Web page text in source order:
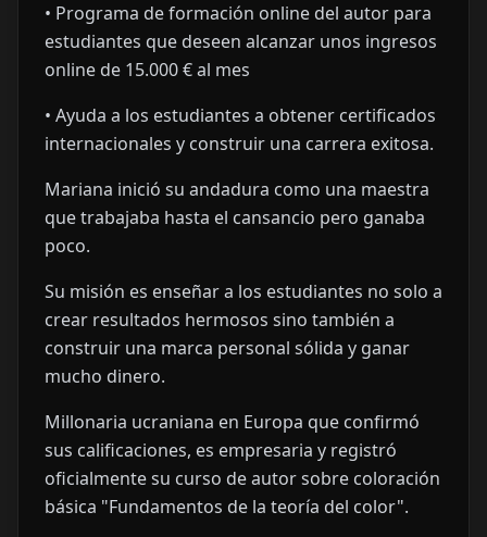
• Programa de formación online del autor para
estudiantes que deseen alcanzar unos ingresos
online de 15.000 € al mes
• Ayuda a los estudiantes a obtener certificados
internacionales y construir una carrera exitosa.
Mariana inició su andadura como una maestra
que trabajaba hasta el cansancio pero ganaba
poco.
Su misión es enseñar a los estudiantes no solo a
crear resultados hermosos sino también a
construir una marca personal sólida y ganar
mucho dinero.
Millonaria ucraniana en Europa que confirmó
sus calificaciones, es empresaria y registró
oficialmente su curso de autor sobre coloración
básica "Fundamentos de la teoría del color".